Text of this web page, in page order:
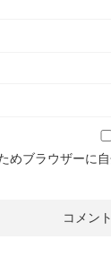
めブラウザーに